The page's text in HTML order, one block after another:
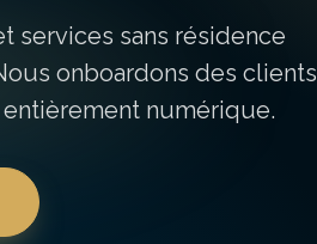
services sans résidence
onboardons des clients
numérique.